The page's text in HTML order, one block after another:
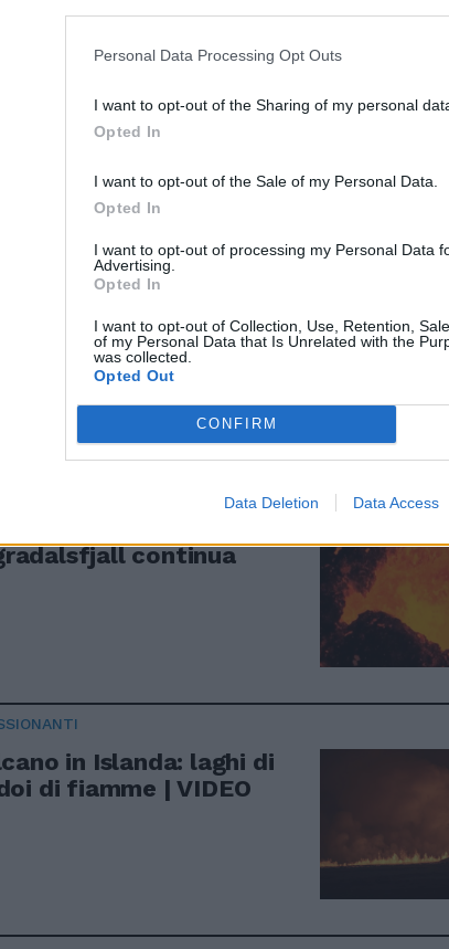
Personal Data Processing Opt Outs
I want to opt-out of the Sharing of my personal
Opted In
I want to opt-out of the Sale of my Personal Data.
Opted In
I want to opt-out of processing my Personal Data
Advertising.
Opted In
I want to opt-out of Collection, Use, Retention,
of my Personal Data that Is Unrelated with the
was collected.
Opted Out
CONFIRM
Data Deletion Data Access
del vulcano è
fiumi di lava, villaggi
dai vulcani:
stato di emergenza
di lava: l'eruzione del
continua
in Islanda: laghi di
di fiamme | VIDEO